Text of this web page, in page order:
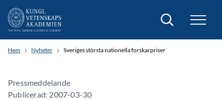
Sök
Hem Nyheter Sveriges största nationella forskarpriser
Pressmeddelande
Publicerad: 2007-03-30